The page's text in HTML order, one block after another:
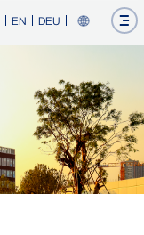
EN DEU